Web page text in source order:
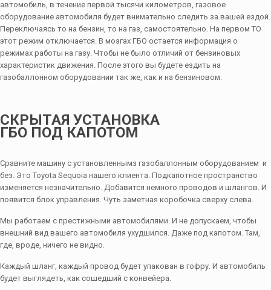
автомобиль, в течение первой тысячи километров, газовое
оборудование автомобиля будет внимательно следить за вашей ездой.
Переключаясь то на бензин, то на газ, самостоятельно. На первом ТО
этот режим отключается. В мозгах ГБО остается информация о
режимах работы на газу. Чтобы не было отличий от бензиновых
характеристик движения. После этого вы будете ездить на
газобаллонном оборудовании так же, как и на бензиновом.
СКРЫТАЯ УСТАНОВКА
ГБО ПОД КАПОТОМ
Сравните машину с установленнымз газобаллонным оборудованием и
без. Это Toyota Sequoia нашего клиента. Подкапотное пространство
изменяется незначительно. Добавится немного проводов и шлангов. И
появится блок управления. Чуть заметная коробочка сверху слева.
Мы работаем с престижными автомобилями. И не допускаем, чтобы
внешний вид вашего автомобиля ухудшился. Даже под капотом. Там,
где, вроде, ничего не видно.
Каждый шланг, каждый провод будет упакован в гофру. И автомобиль
будет выглядеть, как сошедший с конвейера.